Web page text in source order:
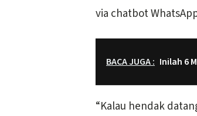
via chatbot
BACA JUGA : Inilah 6
“Kalau hendak